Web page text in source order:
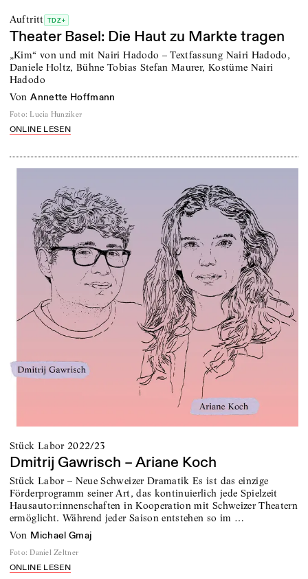
Auftritt TDZ+
Theater Basel: Die Haut zu Markte tragen
„Kim“ von und mit Nairi Hadodo – Textfassung Nairi Hadodo,
Daniele Holtz, Bühne Tobias Stefan Maurer, Kostüme Nairi
Hadodo
von Annette Hoffmann
Foto: Lucia Hunziker
ONLINE LESEN
Stück Labor 2022/23
Dmitrij Gawrisch – Ariane Koch
Stück Labor – Neue Schweizer Dramatik Es ist das einzige
Förderprogramm seiner Art, das kontinuierlich jede Spielzeit
Hausautor:innenschaften in Kooperation mit Schweizer Theatern
ermöglicht. Während jeder Saison entstehen so im …
von Michael Gmaj
Foto: Daniel Zeltner
ONLINE LESEN